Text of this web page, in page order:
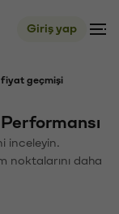
Giriş yap
fiyat geçmişi
inceleyin.
noktalarını daha